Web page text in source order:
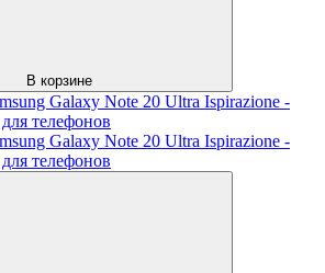
В корзине